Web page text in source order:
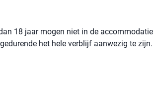
18 jaar mogen niet in de accommodatie
het hele verblijf aanwezig te zijn.